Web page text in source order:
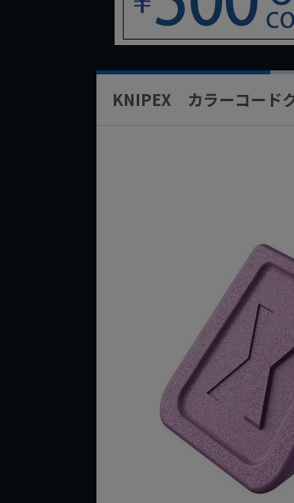
KNIPEX カラーコード